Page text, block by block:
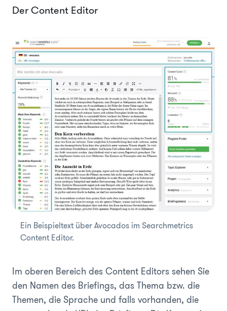
Der Content Editor
Ein Beispieltext über Avocados im Searchmetrics
Content Editor.
Im oberen Bereich des Content Editors sehen Sie
den Namen des Briefings, das Thema bzw. die
Themen, die Sprache und falls vorhanden, die